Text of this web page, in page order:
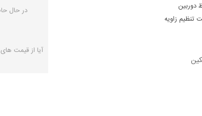
دوربین
تنظیم زاویه
در حال
آیا از قیمت